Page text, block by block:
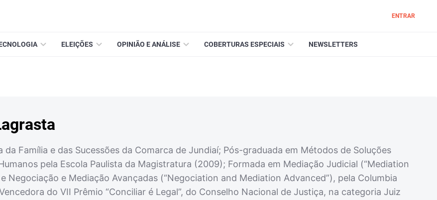
ENTRAR
ELEIÇÕES OPINIÃO E ANÁLISE COBERTURAS ESPECIAIS NEWSLETTERS
da Família e das Sucessões da Comarca de Jundiaí; Pós-graduada em Métodos de Soluções
pela Escola Paulista da Magistratura (2009); Formada em Mediação Judicial (“Mediation
Negociação e Mediação Avançadas (“Negociation and Mediation Advanced”), pela Columbia
do VII Prêmio “Conciliar é Legal”, do Conselho Nacional de Justiça, na categoria Juiz